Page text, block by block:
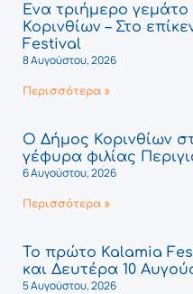
Ένα τριήμερο
Κορινθίων – Στο
Festival
8 Αυγούστου, 2026
Περισσότερα »
Ο Δήμος Κορινθίων
γέφυρα φιλίας
6 Αυγούστου, 2026
Περισσότερα »
Το πρώτο Kalamia
και Δευτέρα 10
5 Αυγούστου, 2026